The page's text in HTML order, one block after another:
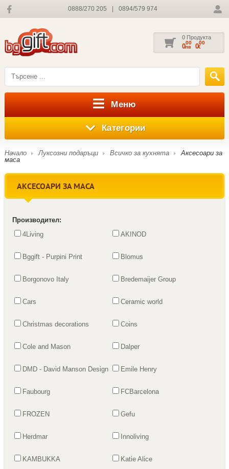
0888/270 205 0894/579 974
0 Продукта
000
лв 000
€
Меню
Категории
Начало Луксозни подаръци Всичко за кухнята
Аксесоари за
маса
АКСЕСОАРИ ЗА МАСА
Производител:
4Living
AKINOD
Bggift - Purpini Print Blomus
Borgonovo Italy Bredemaijer Group
Cars Ceramic world
Christmas decorations Coins
Cole and Mason Dalper
DMD - David Manson Design Emile Henry
Faubourg FCBarcelona
FROZEN Gefu
Herdmar Innoliving
KAMBUKKA Katie Alice